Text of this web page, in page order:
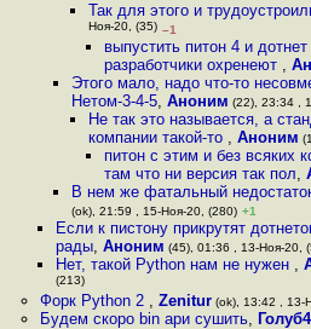
Так для этого и
Ноя-20, (35) –1
выпустить питон 4 и
разработчики охренеют ,
Этого мало, надо что-то
Нетом-3-4-5,Аноним (22), 23:34 ,
Не так это называется, а
компании такой-то , Аноним
питон с этим и без всяких
там что ни версия так пол,
В нем же фатальный
(ok), 21:59 , 15-Ноя-20, (280) +1
Если к пистону прикрутят
рады, Аноним (45), 01:36 , 13-Ноя-20,
Нет, такой Python нам не нужен ,
(213)
Форк Python 2 , Zenitur(ok), 13:42 , 13-
Будем скоро bin ари сушить,